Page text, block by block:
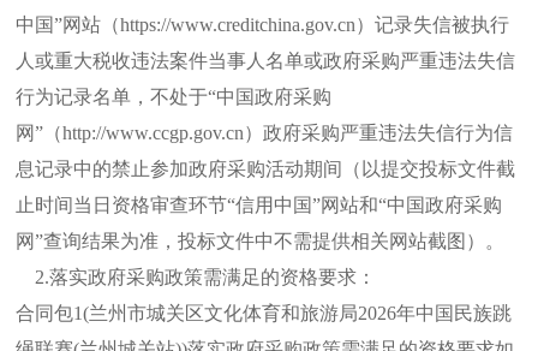
中国”网站（https://www.creditchina.gov.cn）记录失信被执行
人或重大税收违法案件当事人名单或政府采购严重违法失信
行为记录名单，不处于“中国政府采购
网”（http://www.ccgp.gov.cn）政府采购严重违法失信行为信
息记录中的禁止参加政府采购活动期间（以提交投标文件截
止时间当日资格审查环节“信用中国”网站和“中国政府采购
网”查询结果为准，投标文件中不需提供相关网站截图）。
2.落实政府采购政策需满足的资格要求：
合同包1(兰州市城关区文化体育和旅游局2026年中国民族跳